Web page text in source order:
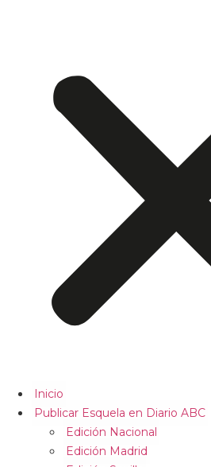
Inicio
Publicar Esquela en Diario ABC
Edición Nacional
Edición Madrid